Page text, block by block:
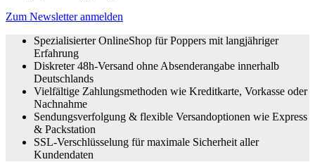
Zum Newsletter anmelden
Spezialisierter OnlineShop für Poppers mit langjähriger
Erfahrung
Diskreter 48h-Versand ohne Absenderangabe innerhalb
Deutschlands
Vielfältige Zahlungsmethoden wie Kreditkarte, Vorkasse oder
Nachnahme
Sendungsverfolgung & flexible Versandoptionen wie Express
& Packstation
SSL-Verschlüsselung für maximale Sicherheit aller
Kundendaten